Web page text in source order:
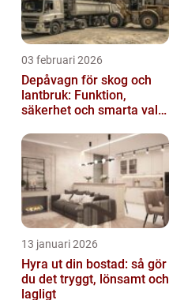
03 februari 2026
Depåvagn för skog och
lantbruk: Funktion,
säkerhet och smarta val
13 januari 2026
Hyra ut din bostad: så gör
du det tryggt, lönsamt och
lagligt